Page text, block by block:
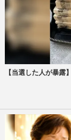
【当選した人が暴露